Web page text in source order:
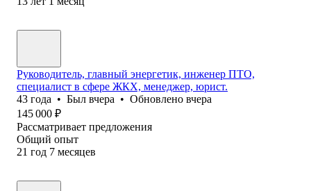
Руководитель, главный энергетик, инженер ПТО,
специалист в сфере ЖКХ, менеджер, юрист.
43 года • Был вчера • Обновлено вчера
145 000 ₽
Рассматривает предложения
Общий опыт
21 год 7 месяцев